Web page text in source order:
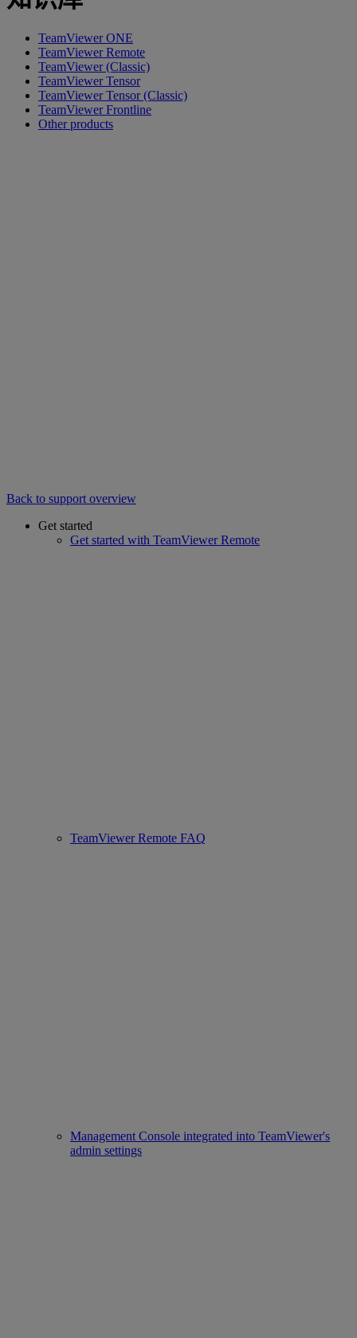
TeamViewer ONE
TeamViewer Remote
TeamViewer (Classic)
TeamViewer Tensor
TeamViewer Tensor (Classic)
TeamViewer Frontline
Other products
Back to support overview
Get started
Get started with TeamViewer Remote
TeamViewer Remote FAQ
Management Console integrated into TeamViewer's
admin settings